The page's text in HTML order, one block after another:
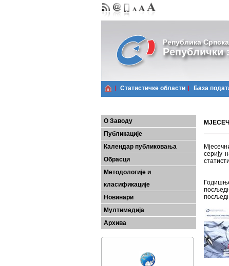
Република Српска
Републички
Статистичке области Базa
О Заводу
Публикације
Календар публиковања
Обрасци
Методологије и
класификације
Новинари
Мултимедија
Архива
серију